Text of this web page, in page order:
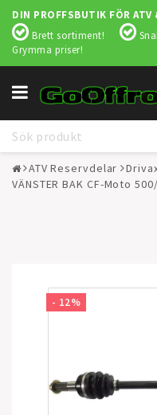
DIN PROFFSBUTIK FÖR ATV
Brett sortiment!
Grymma priser!
Toggle
navigation
ATV Reservdelar
VÄNSTER BAK CF-Moto
- 12%